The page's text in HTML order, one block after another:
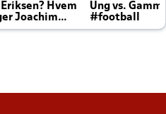
Hvem
Joachim
Ung vs.
#football